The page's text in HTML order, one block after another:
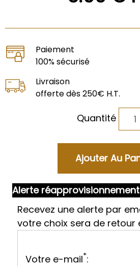
Paiement
100% sécurisé
Livraison
offerte dès 250€ H.T.
Quantité
Alerte réapprovisionnement
Recevez une alerte par
votre choix sera de retour
Votre e-mail*: